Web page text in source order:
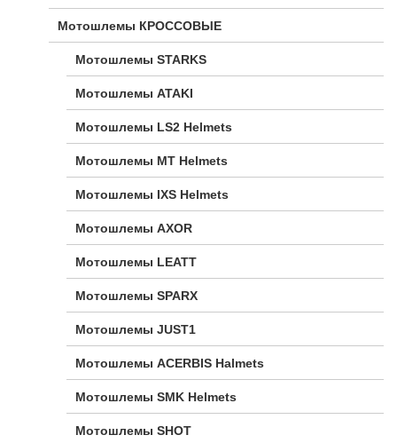
Мотошлемы КРОССОВЫЕ
Мотошлемы STARKS
Мотошлемы ATAKI
Мотошлемы LS2 Helmets
Мотошлемы MT Helmets
Мотошлемы IXS Helmets
Мотошлемы AXOR
Мотошлемы LEATT
Мотошлемы SPARX
Мотошлемы JUST1
Мотошлемы ACERBIS Halmets
Мотошлемы SMK Helmets
Мотошлемы SHOT